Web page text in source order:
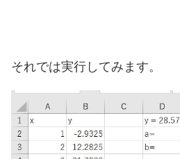
それでは実行してみます。